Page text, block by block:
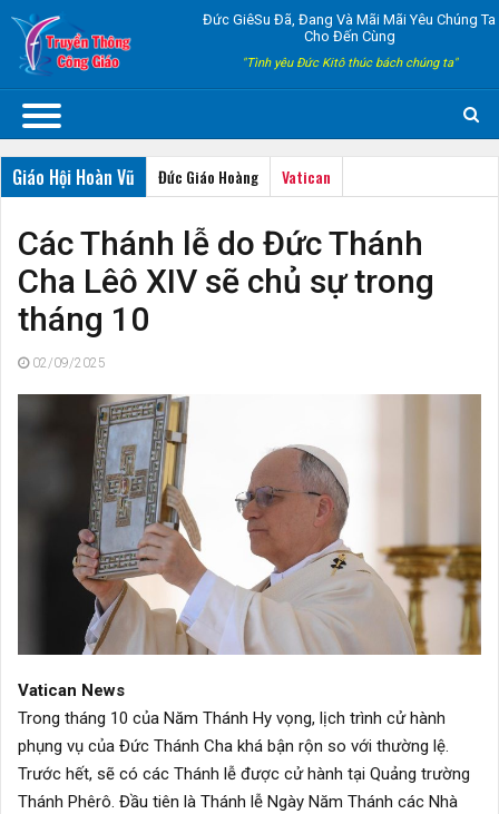
Đức GiêSu Đã, Đang Và Mãi Mãi Yêu Chúng Ta
Cho Đến Cùng
"Tình yêu Đức Kitô thúc bách chúng ta"
Giáo Hội Hoàn Vũ Đức Giáo Hoàng Vatican
Các Thánh lễ do Đức Thánh
Cha Lêô XIV sẽ chủ sự trong
tháng 10
02/09/2025
Vatican News
Trong tháng 10 của Năm Thánh Hy vọng, lịch trình cử hành
phụng vụ của Đức Thánh Cha khá bận rộn so với thường lệ.
Trước hết, sẽ có các Thánh lễ được cử hành tại Quảng trường
Thánh Phêrô. Đầu tiên là Thánh lễ Ngày Năm Thánh các Nhà